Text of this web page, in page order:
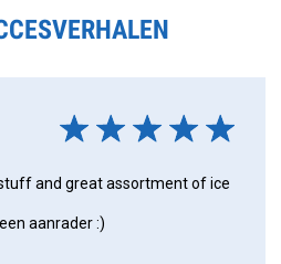
and great assortment of ice
aanrader :)